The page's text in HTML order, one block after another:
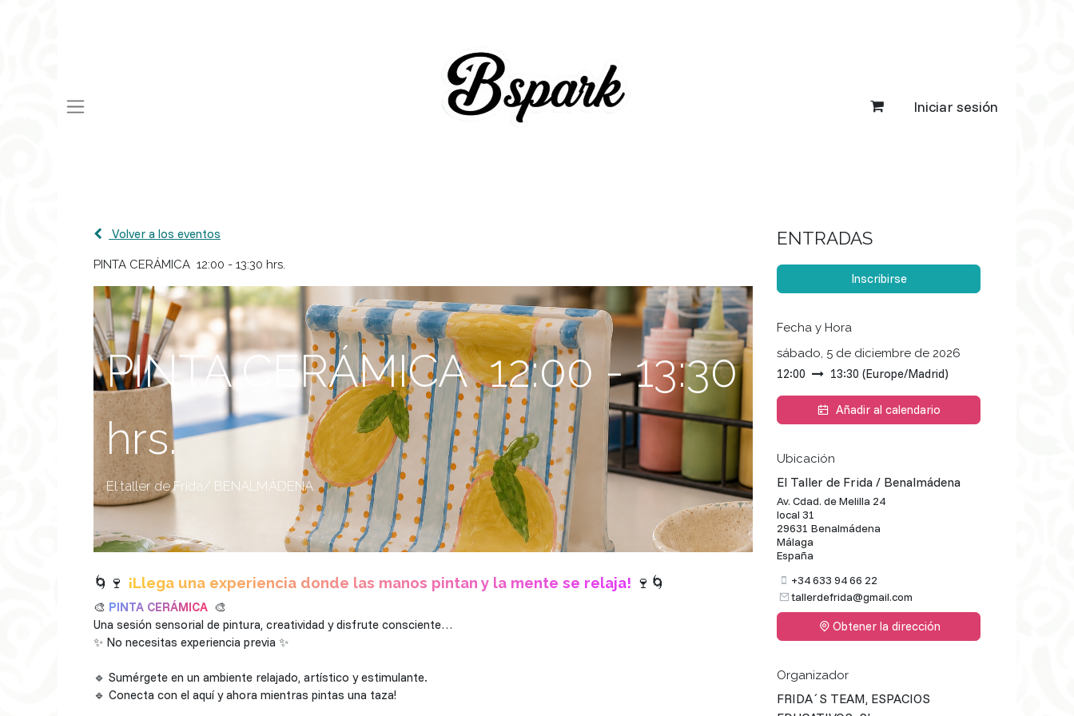
Iniciar sesión
Volver a los eventos
PINTA CERÁMICA 12:00 - 13:30 hrs.
PINTA CERÁMICA 12:00 - 13:30
hrs.
El taller de Frida/ BENALMÁDENA
🌀🍷 ¡Llega una experiencia donde las manos pintan y la mente se relaja! 🍷🌀
🎨 PINTA CERÁMICA 🎨
Una sesión sensorial de pintura, creatividad y disfrute consciente…
✨ No necesitas experiencia previa ✨
🔹 Sumérgete en un ambiente relajado, artístico y estimulante.
🔹 Conecta con el aquí y ahora mientras pintas una taza!
ENTRADAS
Inscribirse
Fecha y Hora
sábado, 5 de diciembre de 2026
12:00 13:30 (Europe/Madrid)
Añadir al calendario
Ubicación
El Taller de Frida / Benalmádena
Av. Cdad. de Melilla 24
local 31
29631 Benalmádena
Málaga
España
+34 633 94 66 22
tallerdefrida@gmail.com
Obtener la dirección
Organizador
FRIDA´S TEAM, ESPACIOS